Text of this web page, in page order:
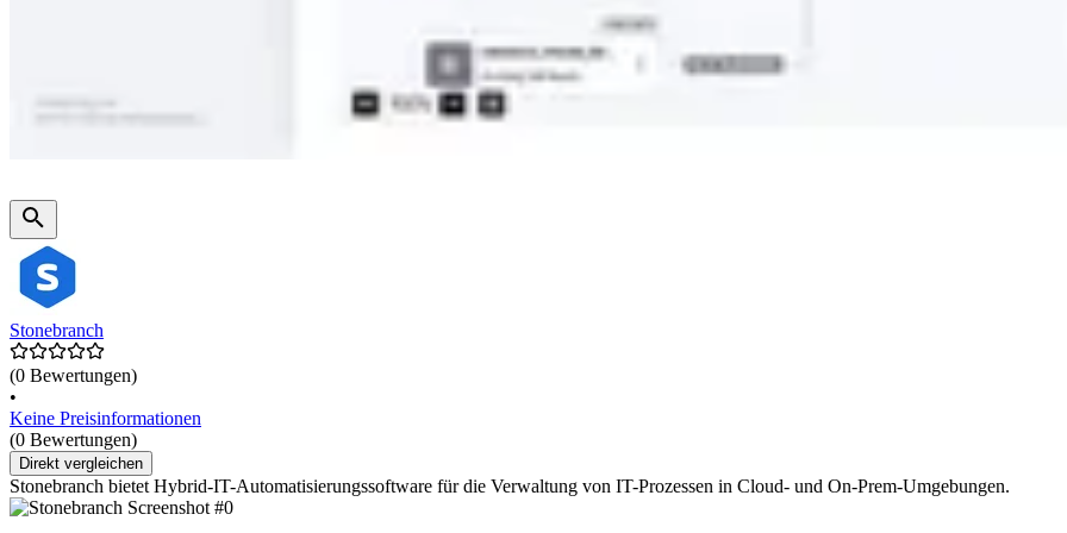
Stonebranch
(0 Bewertungen)
•
Keine Preisinformationen
(0 Bewertungen)
Direkt vergleichen
Stonebranch bietet Hybrid-IT-Automatisierungssoftware für die Verwaltung von IT-Prozessen in Cloud- und On-Prem-Umgebungen.